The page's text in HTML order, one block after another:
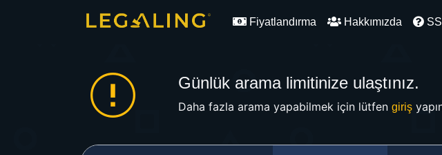
Fiyatlandırma Hakkımızda
Günlük arama limitinize ulaştınız.
Daha fazla arama yapabilmek için lütfen giriş